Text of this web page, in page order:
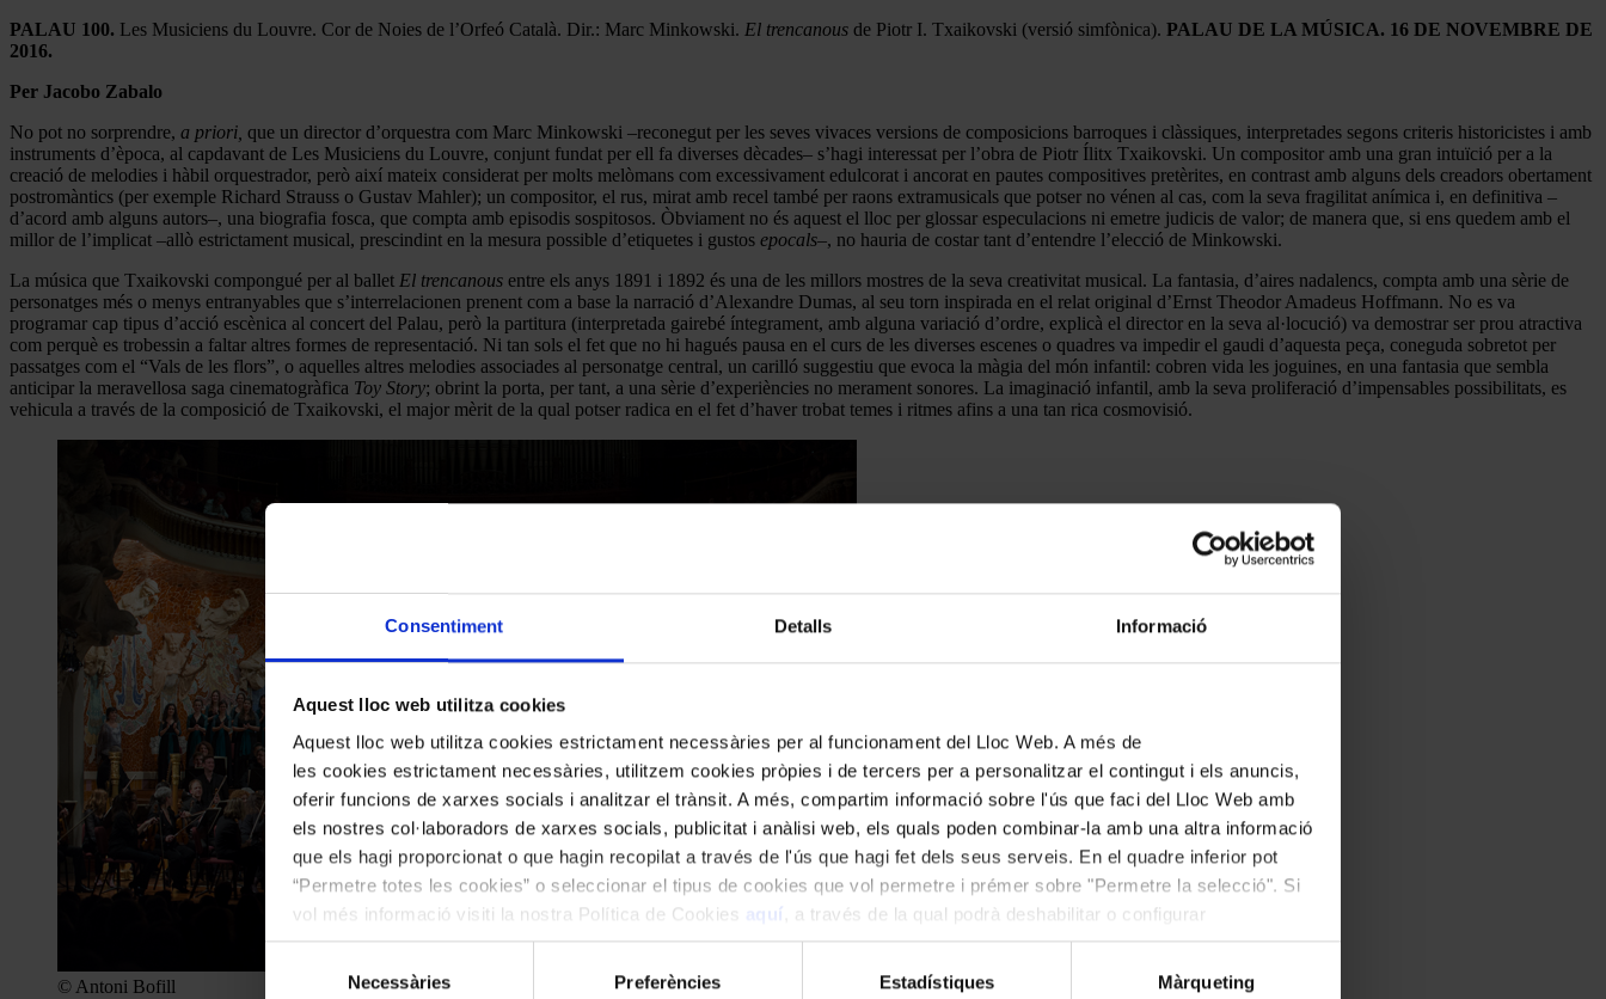
Consentiment Detalls Informació
Aquest lloc web utilitza cookies
Aquest lloc web utilitza cookies estrictament necessàries per al funcionament del Lloc Web. A més de
les cookies estrictament necessàries, utilitzem cookies pròpies i de tercers per a personalitzar el contingut i els anuncis,
oferir funcions de xarxes socials i analitzar el trànsit. A més, compartim informació sobre l'ús que faci del Lloc Web amb
els nostres col·laboradors de xarxes socials, publicitat i anàlisi web, els quals poden combinar-la amb una altra informació
que els hagi proporcionat o que hagin recopilat a través de l'ús que hagi fet dels seus serveis. En el quadre inferior pot
“Permetre totes les cookies” o seleccionar el tipus de cookies que vol permetre i prémer sobre "Permetre la selecció". Si
vol més informació visiti la nostra Política de Cookies aquí
, a través de la qual podrà deshabilitar o configurar
les cookies en qualsevol moment.
Necessàries Preferències Estadístiques Màrqueting
PALAU 100. Les Musiciens du Louvre. Cor de Noies de l’Orfeó Català. Dir.: Marc Minkowski. El trencanous de Piotr I. Txaikovski (versió simfònica). PALAU DE LA MÚSICA. 16 DE NOVEMBRE DE
2016.
Per Jacobo Zabalo
No pot no sorprendre, a priori, que un director d’orquestra com Marc Minkowski –reconegut per les seves vivaces versions de composicions barroques i clàssiques, interpretades segons criteris historicistes i amb
instruments d’època, al capdavant de Les Musiciens du Louvre, conjunt fundat per ell fa diverses dècades– s’hagi interessat per l’obra de Piotr Ílitx Txaikovski. Un compositor amb una gran intuïció per a la
creació de melodies i hàbil orquestrador, però així mateix considerat per molts melòmans com excessivament edulcorat i ancorat en pautes compositives pretèrites, en contrast amb alguns dels creadors obertament
postromàntics (per exemple Richard Strauss o Gustav Mahler); un compositor, el rus, mirat amb recel també per raons extramusicals que potser no vénen al cas, com la seva fragilitat anímica i, en definitiva –
d’acord amb alguns autors–, una biografia fosca, que compta amb episodis sospitosos. Òbviament no és aquest el lloc per glossar especulacions ni emetre judicis de valor; de manera que, si ens quedem amb el
millor de l’implicat –allò estrictament musical, prescindint en la mesura possible d’etiquetes i gustos epocals–, no hauria de costar tant d’entendre l’elecció de Minkowski.
La música que Txaikovski compongué per al ballet El trencanous entre els anys 1891 i 1892 és una de les millors mostres de la seva creativitat musical. La fantasia, d’aires nadalencs, compta amb una sèrie de
personatges més o menys entranyables que s’interrelacionen prenent com a base la narració d’Alexandre Dumas, al seu torn inspirada en el relat original d’Ernst Theodor Amadeus Hoffmann. No es va
programar cap tipus d’acció escènica al concert del Palau, però la partitura (interpretada gairebé íntegrament, amb alguna variació d’ordre, explicà el director en la seva al·locució) va demostrar ser prou atractiva
com perquè es trobessin a faltar altres formes de representació. Ni tan sols el fet que no hi hagués pausa en el curs de les diverses escenes o quadres va impedir el gaudi d’aquesta peça, coneguda sobretot per
passatges com el “Vals de les flors”, o aquelles altres melodies associades al personatge central, un carilló suggestiu que evoca la màgia del món infantil: cobren vida les joguines, en una fantasia que sembla
anticipar la meravellosa saga cinematogràfica Toy Story; obrint la porta, per tant, a una sèrie d’experiències no merament sonores. La imaginació infantil, amb la seva proliferació d’impensables possibilitats, es
vehicula a través de la composició de Txaikovski, el major mèrit de la qual potser radica en el fet d’haver trobat temes i ritmes afins a una tan rica cosmovisió.
© Antoni Bofill